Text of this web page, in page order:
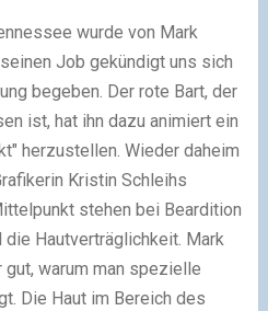
wurde von Mark
Job gekündigt uns sich
begeben. Der rote Bart, der
ist, hat ihn dazu animiert ein
herzustellen. Wieder daheim
Kristin Schleihs
stehen bei Beardition
die Hautverträglichkeit. Mark
warum man spezielle
Die Haut im Bereich des